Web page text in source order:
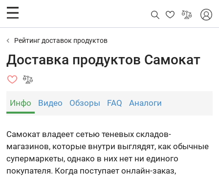
Рейтинг доставок продуктов
Доставка продуктов Самокат
Инфо Видео Обзоры FAQ Аналоги
Самокат владеет сетью теневых складов-
магазинов, которые внутри выглядят, как обычные
супермаркеты, однако в них нет ни единого
покупателя. Когда поступает онлайн-заказ,